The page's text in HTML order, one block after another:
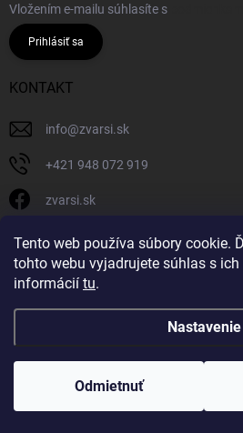
Tento web používa súbory cookie.
tohto webu vyjadrujete súhlas s
informácií tu.
Nastavenie
Odmietnuť
Vložením e-mailu súhlasíte s
Prihlásiť sa
KONTAKT
info@zvarsi.sk
+421 948 072 919
zvarsi.sk
zvarsi.sk
Vytvoril
Copyright 2026 .